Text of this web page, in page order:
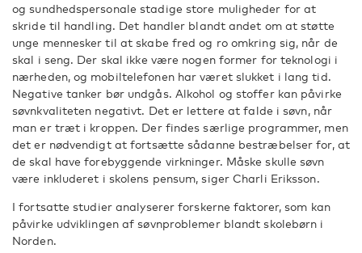
og sundhedspersonale stadige store muligheder for at
skride til handling. Det handler blandt andet om at støtte
unge mennesker til at skabe fred og ro omkring sig, når de
skal i seng. Der skal ikke være nogen former for teknologi i
nærheden, og mobiltelefonen har været slukket i lang tid.
Negative tanker bør undgås. Alkohol og stoffer kan påvirke
søvnkvaliteten negativt. Det er lettere at falde i søvn, når
man er træt i kroppen. Der findes særlige programmer, men
det er nødvendigt at fortsætte sådanne bestræbelser for, at
de skal have forebyggende virkninger. Måske skulle søvn
være inkluderet i skolens pensum, siger Charli Eriksson.
I fortsatte studier analyserer forskerne faktorer, som kan
påvirke udviklingen af søvnproblemer blandt skolebørn i
Norden.